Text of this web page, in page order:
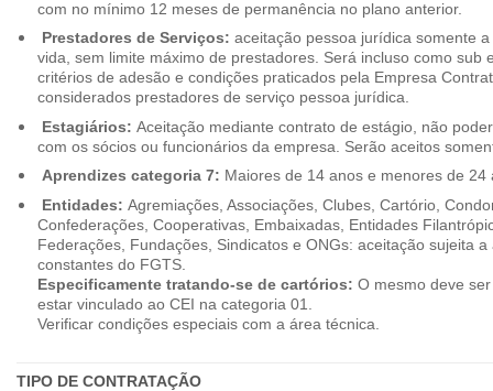
com no mínimo 12 meses de permanência no plano anterior.
Prestadores de Serviços: aceitação pessoa jurídica somente a
vida, sem limite máximo de prestadores. Será incluso como sub
critérios de adesão e condições praticados pela Empresa
considerados prestadores de serviço pessoa jurídica.
Estagiários: Aceitação mediante contrato de estágio, não
com os sócios ou funcionários da empresa. Serão aceitos
Aprendizes categoria 7: Maiores de 14 anos e menores de 24
Entidades: Agremiações, Associações, Clubes, Cartório,
Confederações, Cooperativas, Embaixadas, Entidades
Federações, Fundações, Sindicatos e ONGs: aceitação sujeita
constantes do FGTS.
Especificamente tratando-se de cartórios: O mesmo deve
estar vinculado ao CEI na categoria 01.
Verificar condições especiais com a área técnica.
TIPO DE CONTRATAÇÃO